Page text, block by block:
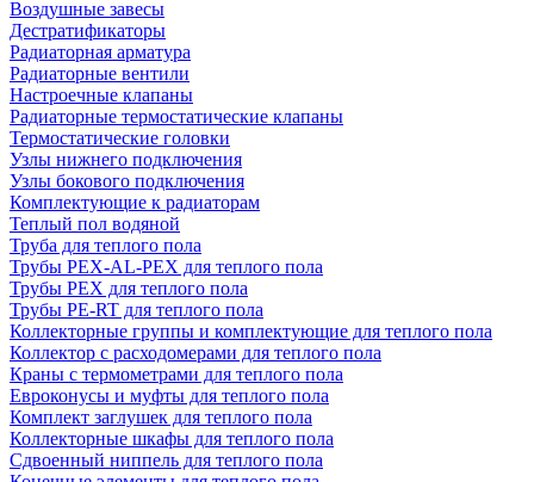
Воздушные завесы
Дестратификаторы
Радиаторная арматура
Радиаторные вентили
Настроечные клапаны
Радиаторные термостатические клапаны
Термостатические головки
Узлы нижнего подключения
Узлы бокового подключения
Комплектующие к радиаторам
Теплый пол водяной
Труба для теплого пола
Трубы PEX-AL-PEX для теплого пола
Трубы PEX для теплого пола
Трубы PE-RT для теплого пола
Коллекторные группы и комплектующие для теплого пола
Коллектор с расходомерами для теплого пола
Краны с термометрами для теплого пола
Евроконусы и муфты для теплого пола
Комплект заглушек для теплого пола
Коллекторные шкафы для теплого пола
Сдвоенный ниппель для теплого пола